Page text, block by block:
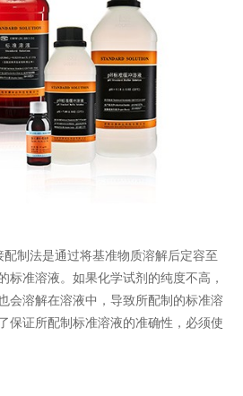
制法是通过将基准物质溶解后定容至
标准溶液。如果化学试剂的纯度不高，
会溶解在溶液中，导致所配制的标准溶
保证所配制标准溶液的准确性，必须使